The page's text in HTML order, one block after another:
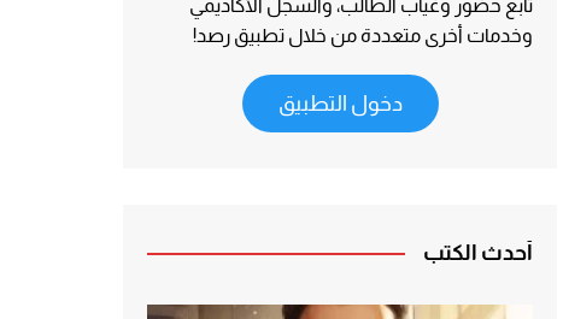
تابع حضور وغياب الطالب، والسجل الأكاديمي
وخدمات أخرى متعددة من خلال تطبيق رصد!
دخول التطبيق
أحدث الكتب